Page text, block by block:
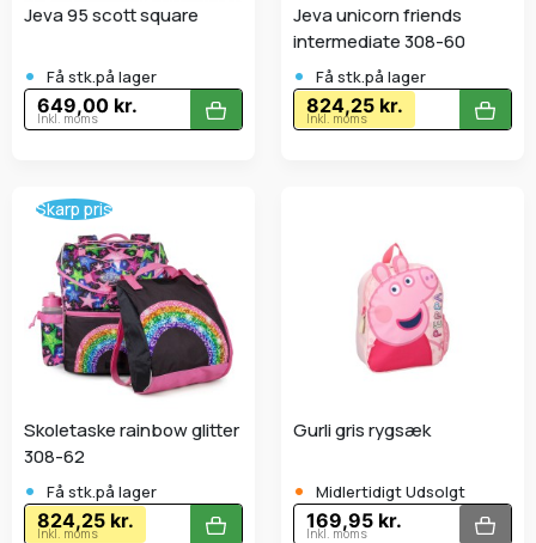
Jeva 95 scott square
• Få stk.på lager
649,00 kr.
Inkl. moms
Jeva unicorn friends
intermediate 308-60
• Få stk.på lager
824,25 kr.
Inkl. moms
Skarp pris
Skoletaske rainbow glitter
308-62
• Få stk.på lager
824,25 kr.
Inkl. moms
Gurli gris rygsæk
• Midlertidigt Udsolgt
169,95 kr.
Inkl. moms